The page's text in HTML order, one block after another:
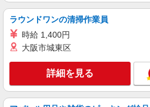
ラウンドワンの清掃作業員
時給 1,400円
大阪市城東区
詳細を見る